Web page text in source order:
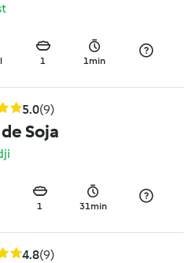
1 1min
5.0(9)
Soja
1 31min
4.8(9)